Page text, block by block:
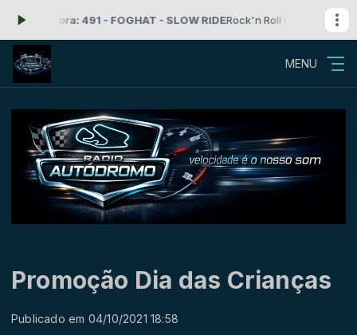
agora: 491 - FOGHAT - SLOW RIDERock'n Roll com Radio
MENU
Promoção Dia das Crianças
Publicado em 04/10/2021 18:58